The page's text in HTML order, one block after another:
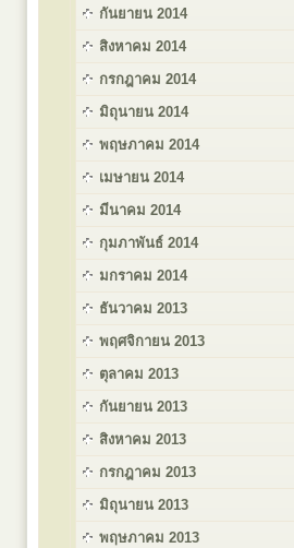
กันยายน 2014
สิงหาคม 2014
กรกฎาคม 2014
มิถุนายน 2014
พฤษภาคม 2014
เมษายน 2014
มีนาคม 2014
กุมภาพันธ์ 2014
มกราคม 2014
ธันวาคม 2013
พฤศจิกายน 2013
ตุลาคม 2013
กันยายน 2013
สิงหาคม 2013
กรกฎาคม 2013
มิถุนายน 2013
พฤษภาคม 2013